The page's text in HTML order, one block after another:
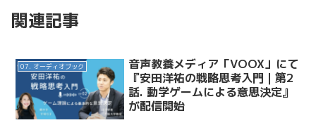
関連記事
07. オーディオブック
音声教養メディア「VOOX」にて
『安田洋祐の戦略思考入門｜第2
話. 動学ゲームによる意思決定』
が配信開始